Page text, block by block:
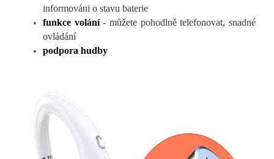
informováni o stavu baterie
funkce volání- můžete pohodlně telefonovat, snadné
ovládání
podpora hudby